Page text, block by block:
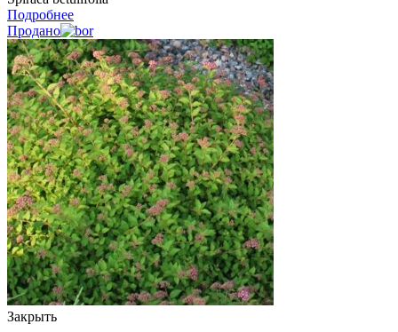
Подробнее
Продано
Закрыть